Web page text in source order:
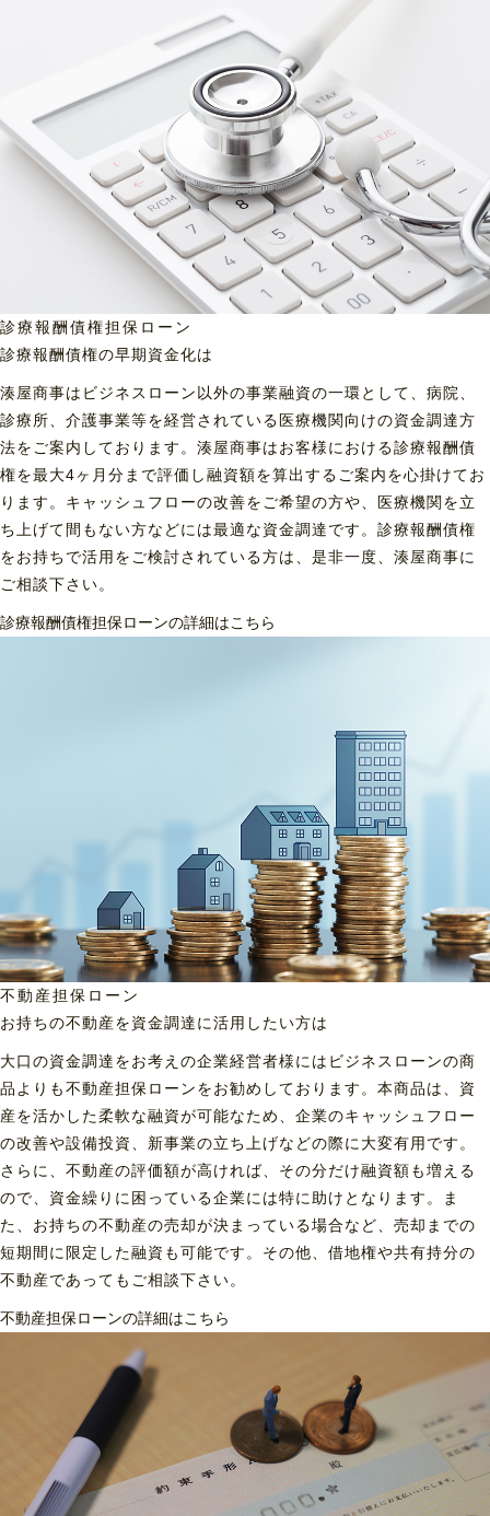
診療報酬債権担保ローン
診療報酬債権の早期資金化は
湊屋商事はビジネスローン以外の事業融資の一環として、病院、
診療所、介護事業等を経営されている医療機関向けの資金調達方
法をご案内しております。湊屋商事はお客様における診療報酬債
権を最大4ヶ月分まで評価し融資額を算出するご案内を心掛けてお
ります。キャッシュフローの改善をご希望の方や、医療機関を立
ち上げて間もない方などには最適な資金調達です。診療報酬債権
をお持ちで活用をご検討されている方は、是非一度、湊屋商事に
ご相談下さい。
診療報酬債権担保ローンの詳細はこちら
不動産担保ローン
お持ちの不動産を資金調達に活用したい方は
大口の資金調達をお考えの企業経営者様にはビジネスローンの商
品よりも不動産担保ローンをお勧めしております。本商品は、資
産を活かした柔軟な融資が可能なため、企業のキャッシュフロー
の改善や設備投資、新事業の立ち上げなどの際に大変有用です。
さらに、不動産の評価額が高ければ、その分だけ融資額も増える
ので、資金繰りに困っている企業には特に助けとなります。ま
た、お持ちの不動産の売却が決まっている場合など、売却までの
短期間に限定した融資も可能です。その他、借地権や共有持分の
不動産であってもご相談下さい。
不動産担保ローンの詳細はこちら